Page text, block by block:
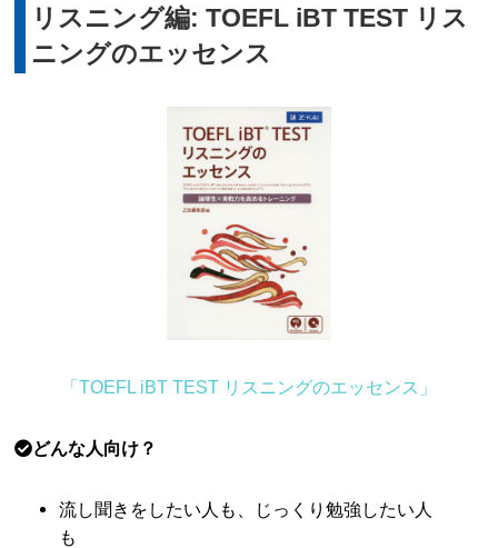
リスニング編: TOEFL iBT TEST リス
ニングのエッセンス
「TOEFL iBT TEST リスニングのエッセンス」
どんな人向け？
流し聞きをしたい人も、じっくり勉強したい人
も